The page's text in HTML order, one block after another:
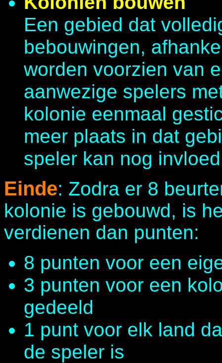
Een gebied dat
bebouwingen,
worden voorzien van
aanwezige spelers
kolonie eenmaal
meer plaats in dat
speler kan nog
Einde: Zodra er 8
kolonie is gebouwd, is
verdienen dan punten:
8 punten voor een
3 punten voor een
gedeeld
1 punt voor elk land
de speler is